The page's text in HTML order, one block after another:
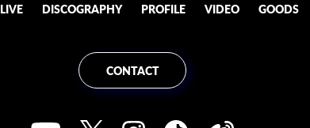
LIVE DISCOGRAPHY PROFILE VIDEO GOODS
CONTACT